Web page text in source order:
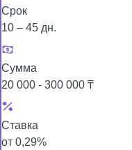
Срок
10 – 45 дн.
Сумма
20 000 - 300 000 ₸
Ставка
от 0,29%